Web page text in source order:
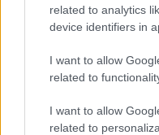
related to analytics
device identifiers in
I want to allow
related to
I want to allow
related to
Montoya szerint